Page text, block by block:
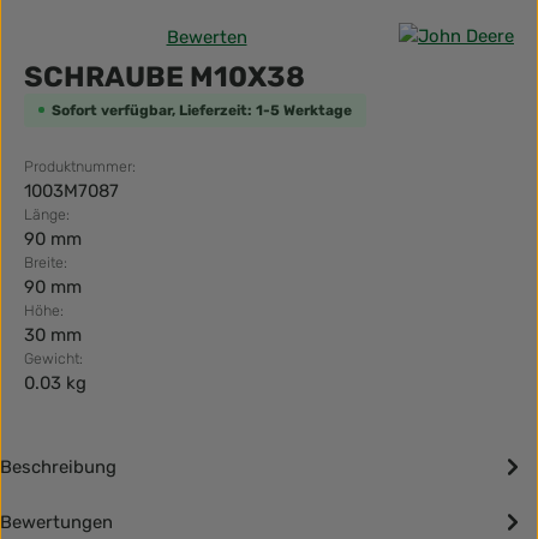
Durchschnittliche Bewertung von 0 von 5 Sternen
Bewerten
SCHRAUBE M10X38
Sofort verfügbar, Lieferzeit: 1-5 Werktage
Produktnummer:
1003M7087
Länge:
90 mm
Breite:
90 mm
Höhe:
30 mm
Gewicht:
0.03 kg
Beschreibung
Bewertungen